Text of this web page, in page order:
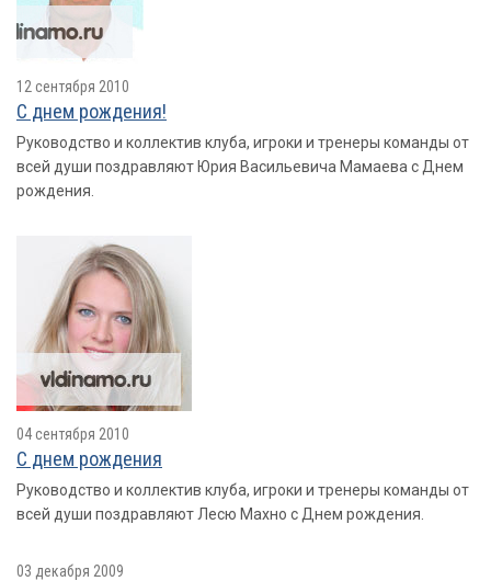
12 сентября 2010
С днем рождения!
Руководство и коллектив клуба, игроки и тренеры команды от
всей души поздравляют Юрия Васильевича Мамаева с Днем
рождения.
04 сентября 2010
С днем рождения
Руководство и коллектив клуба, игроки и тренеры команды от
всей души поздравляют Лесю Махно с Днем рождения.
03 декабря 2009